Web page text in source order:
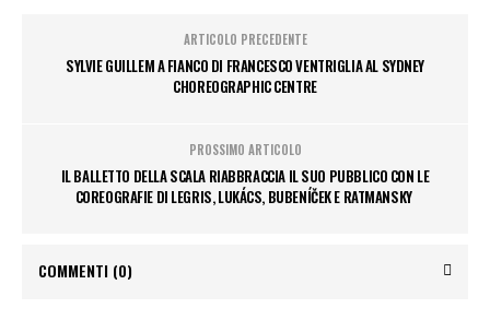
ARTICOLO PRECEDENTE
SYLVIE GUILLEM A FIANCO DI FRANCESCO VENTRIGLIA AL SYDNEY
CHOREOGRAPHIC CENTRE
PROSSIMO ARTICOLO
IL BALLETTO DELLA SCALA RIABBRACCIA IL SUO PUBBLICO CON LE
COREOGRAFIE DI LEGRIS, LUKÁCS, BUBENÍČEK E RATMANSKY
COMMENTI (0)